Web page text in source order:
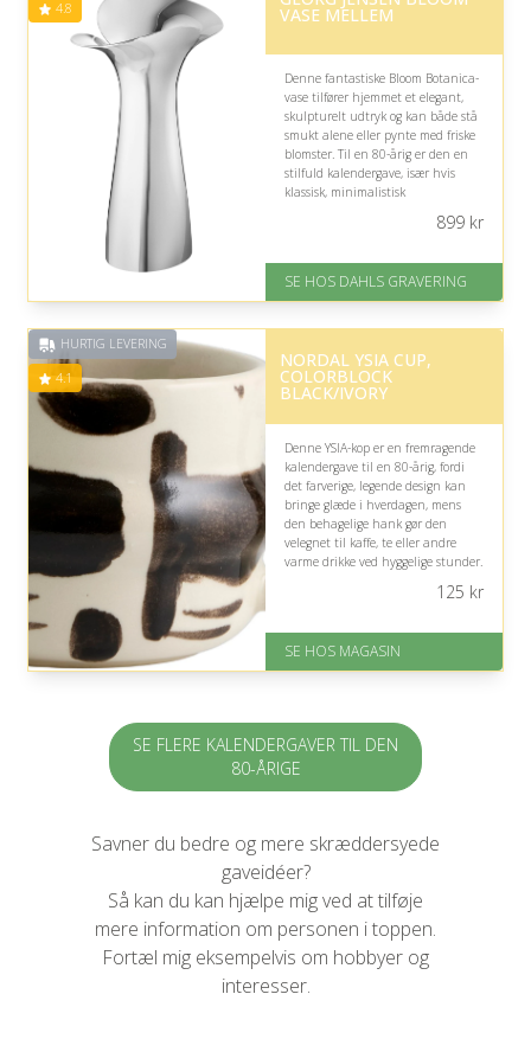
4.8 VASE MELLEM
Denne fantastiske Bloom Botanica-
vase tilfører hjemmet et elegant,
skulpturelt udtryk og kan både stå
smukt alene eller pynte med friske
blomster. Til en 80-årig er den en
stilfuld kalendergave, især hvis
klassisk, minimalistisk
På lager
Levering: 2-3 dage
Fremragende Trustpilot rating
899kr
SE HOS DAHLS GRAVERING
HURTIG LEVERING
4.1
NORDAL YSIA CUP,
COLORBLOCK
BLACK/IVORY
Denne YSIA-kop er en fremragende
kalendergave til en 80-årig, fordi
det farverige, legende design kan
bringe glæde i hverdagen, mens
den behagelige hank gør den
velegnet til kaffe, te eller andre
varme drikke ved hyggelige stunder.
af 5
125 kr
SE HOS MAGASIN
SE FLERE KALENDERGAVER TIL DEN
80-ÅRIGE
Savner du bedre og mere skræddersyede
gaveidéer?
Så kan du kan hjælpe mig ved at tilføje
mere information om personen i toppen.
Fortæl mig eksempelvis om hobbyer og
interesser.